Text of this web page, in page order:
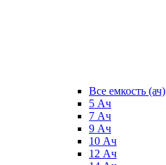
Все емкость (ач)
5 Ач
7 Ач
9 Ач
10 Ач
12 Ач